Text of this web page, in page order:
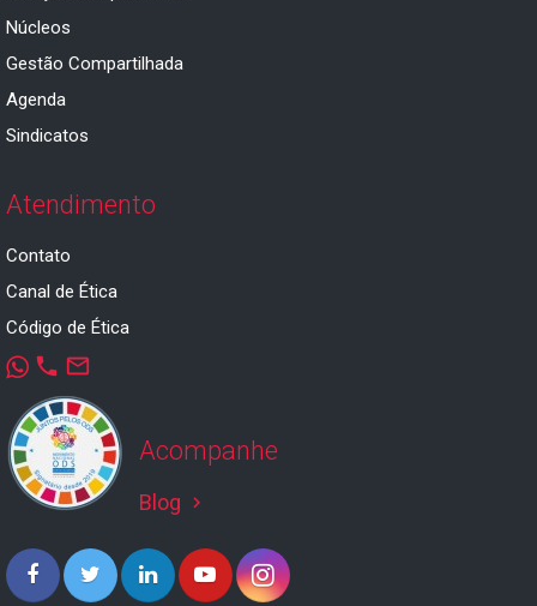
Núcleos
Gestão Compartilhada
Agenda
Sindicatos
Atendimento
Contato
Canal de Ética
Código de Ética
phone mail_outline
Acompanhe
Blog keyboard_arrow_right